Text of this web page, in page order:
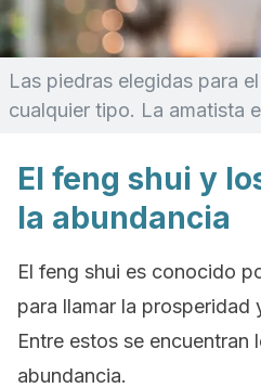
Las piedras elegidas para
cualquier tipo. La amatista
El feng shui y
la abundancia
El feng shui es conocido
para llamar la prosperidad
Entre estos se encuentran
abundancia.